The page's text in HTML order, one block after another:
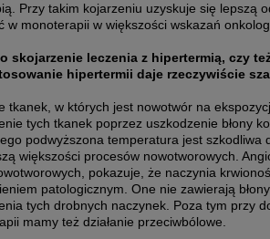
Przy takim kojarzeniu uzyskuje się lepszą
w monoterapii w większości wskazań
skojarzenie leczenia z hipertermią, czy
hipertermii daje rzeczywiście
tkanek, w których jest nowotwór na
tych tkanek poprzez uszkodzenie błony
podwyższona temperatura jest szkodliwa
większości procesów nowotworowych.
pokazuje, że naczynia
patologicznym. One nie zawierają
tych drobnych naczynek. Poza tym przy
mamy też działanie przeciwbólowe.